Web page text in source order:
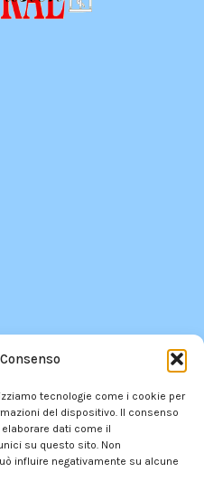
tecnologie come i cookie per
del dispositivo. Il consenso
dati come il
su questo sito. Non
influire negativamente su alcune